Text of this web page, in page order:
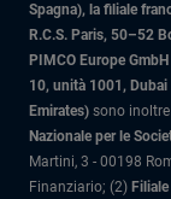
Spagna), la filiale
R.C.S. Paris, 50–52
PIMCO Europe
10, unità 1001,
Emirates) sono
Nazionale per le
Martini, 3 - 00198
Finanziario; (2)